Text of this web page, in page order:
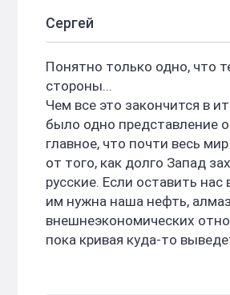
Сергей
Понятно только одно, что
стороны...
Чем все это закончится в
было одно представление о
главное, что почти весь
от того, как долго Запад
русские. Если оставить
им нужна наша нефть,
внешнеэкономических
пока кривая куда-то